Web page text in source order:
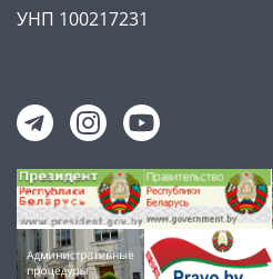
УНП 100217231